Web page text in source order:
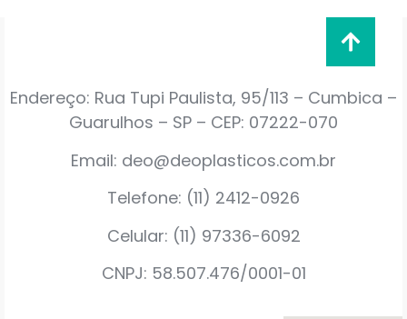
Endereço: Rua Tupi Paulista, 95/113 – Cumbica –
Guarulhos – SP – CEP: 07222-070
Email: deo@deoplasticos.com.br
Telefone: (11) 2412-0926
Celular: (11) 97336-6092
CNPJ: 58.507.476/0001-01